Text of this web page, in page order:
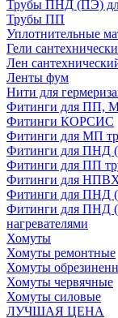
Трубы ПНД (ПЭ)
Трубы ПП
Уплотнительные
Гели
Лен
Ленты фум
Нити для
Фитинги для ПП,
Фитинги КОРСИС
Фитинги для МП
Фитинги для ПНД
Фитинги для ПП
Фитинги для НПВХ
Фитинги для ПНД
Фитинги для ПНД
нагревателями
Хомуты
Хомуты ремонтные
Хомуты
Хомуты червячные
Хомуты силовые
ЛУЧШАЯ ЦЕНА